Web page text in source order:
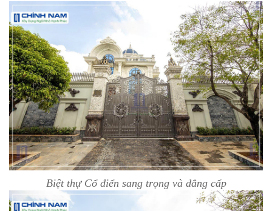
Biệt thự Cổ điển sang trọng và đẳng cấp